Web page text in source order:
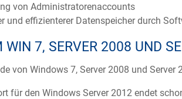
von Administratorenaccounts
und effizienterer Datenspeicher durch
7, SERVER 2008 UND
von Windows 7, Server 2008 und Server
für den Windows Server 2012 endet